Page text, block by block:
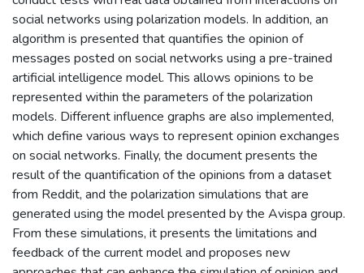
social networks using polarization models. In addition, an
algorithm is presented that quantifies the opinion of
messages posted on social networks using a pre-trained
artificial intelligence model. This allows opinions to be
represented within the parameters of the polarization
models. Different influence graphs are also implemented,
which define various ways to represent opinion exchanges
on social networks. Finally, the document presents the
result of the quantification of the opinions from a dataset
from Reddit, and the polarization simulations that are
generated using the model presented by the Avispa group.
From these simulations, it presents the limitations and
feedback of the current model and proposes new